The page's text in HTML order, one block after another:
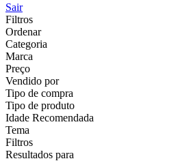
Sair
Filtros
Ordenar
Categoria
Marca
Preço
Vendido por
Tipo de compra
Tipo de produto
Idade Recomendada
Tema
Filtros
Resultados para